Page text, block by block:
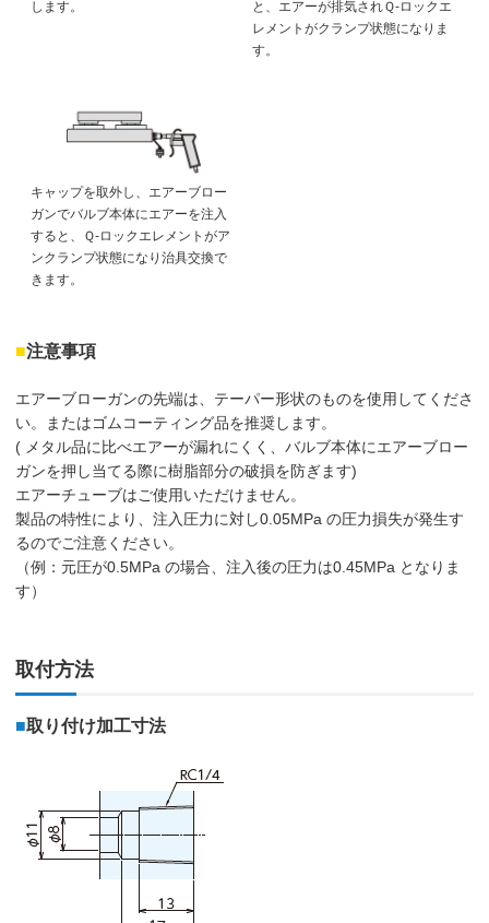
します。
と、エアーが排気されＱ-ロックエ
レメントがクランプ状態になりま
す。
キャップを取外し、エアーブロー
ガンでバルブ本体にエアーを注入
すると、Ｑ-ロックエレメントがア
ンクランプ状態になり治具交換で
きます。
■注意事項
エアーブローガンの先端は、テーパー形状のものを使用してくださ
い。またはゴムコーティング品を推奨します。
( メタル品に比べエアーが漏れにくく、バルブ本体にエアーブロー
ガンを押し当てる際に樹脂部分の破損を防ぎます)
エアーチューブはご使用いただけません。
製品の特性により、注入圧力に対し0.05MPa の圧力損失が発生す
るのでご注意ください。
（例：元圧が0.5MPa の場合、注入後の圧力は0.45MPa となりま
す）
取付方法
■取り付け加工寸法